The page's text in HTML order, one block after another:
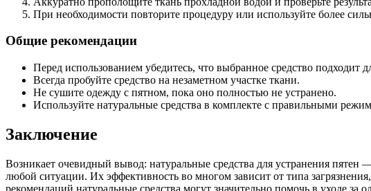
При необходимости повторите процедуру или используйте более
Общие рекомендации
Перед использованием убедитесь, что выбранное средство подходит
Всегда пробуйте средство на незаметном участке ткани.
Не сушите одежду с пятном, пока оно полностью не устранено.
Используйте натуральные средства в комплекте с правильными
Заключение
Возникает очевидный вывод: натуральные средства для устранения
любой ситуации. Их эффективность во многом зависит от типа
рекомендаций натуральные средства могут значительно помочь в уходе